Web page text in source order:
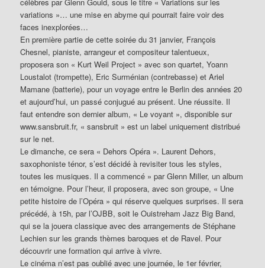
variations »… une mise en abyme qui pourrait faire voir des
faces inexplorées…
En première partie de cette soirée du 31 janvier, François
Chesnel, pianiste, arrangeur et compositeur talentueux,
proposera son « Kurt Weil Project » avec son quartet, Yoann
Loustalot (trompette), Eric Surménian (contrebasse) et Ariel
Mamane (batterie), pour un voyage entre le Berlin des années 20
et aujourd’hui, un passé conjugué au présent. Une réussite. Il
faut entendre son dernier album, « Le voyant », disponible sur
www.sansbruit.fr, « sansbruit » est un label uniquement distribué
sur le net.
Le dimanche, ce sera « Dehors Opéra ». Laurent Dehors,
saxophoniste ténor, s’est décidé à revisiter tous les styles,
toutes les musiques. Il a commencé » par Glenn Miller, un album
en témoigne. Pour l’heur, il proposera, avec son groupe, « Une
petite histoire de l’Opéra » qui réserve quelques surprises. Il sera
précédé, à 15h, par l’OJBB, soit le Ouistreham Jazz Big Band,
qui se la jouera classique avec des arrangements de Stéphane
Lechien sur les grands thèmes baroques et de Ravel. Pour
découvrir une formation qui arrive à vivre.
Le cinéma n’est pas oublié avec une journée, le 1er février,